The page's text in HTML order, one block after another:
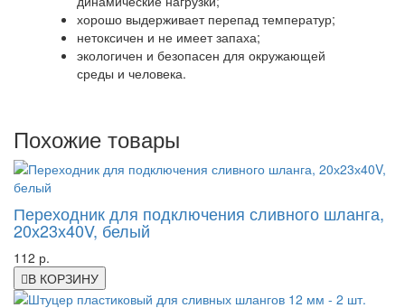
хорошо выдерживает перепад температур;
нетоксичен и не имеет запаха;
экологичен и безопасен для окружающей
среды и человека.
Похожие товары
Переходник для подключения сливного шланга,
20х23х40V, белый
112 р.
В КОРЗИНУ